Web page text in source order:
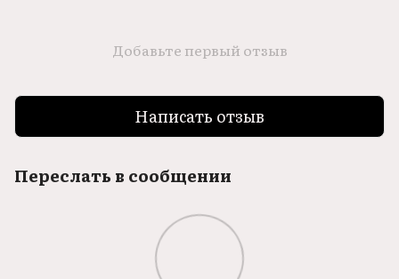
Добавьте первый отзыв
Написать отзыв
Переслать в сообщении